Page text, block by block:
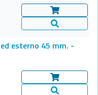
Aggiungi al
Vedi Dettagli
esterno 45 mm. -
Aggiungi al